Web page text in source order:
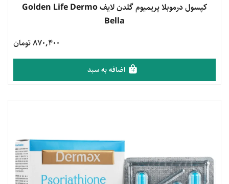
مشاهده محصول
کپسول درموبلا پریمیوم گلدن لایف Golden Life Dermo
Bella
870,400 تومان
اضافه به سبد